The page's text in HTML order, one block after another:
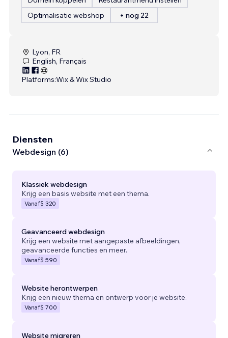
Optimalisatie webshop
+ nog 22
Lyon, FR
English, Français
Platforms:Wix & Wix Studio
Diensten
Webdesign (6)
Klassiek webdesign
Krijg een basis website met een thema.
Vanaf$ 320
Geavanceerd webdesign
Krijg een website met aangepaste afbeeldingen,
geavanceerde functies en meer.
Vanaf$ 590
Website herontwerpen
Krijg een nieuw thema en ontwerp voor je website.
Vanaf$ 700
Website migreren